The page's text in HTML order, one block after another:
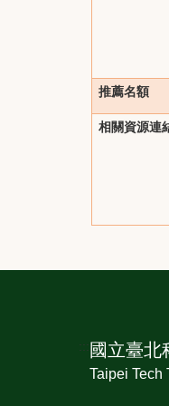
推薦名額
相關資源連
::: 國立臺北
Taipei Tech